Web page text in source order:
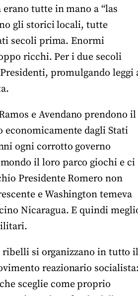
tutte in mano a “las
gli storici locali, tutte
secoli prima. Enormi
ricchi. Per i due secoli
promulgando leggi
e Avendano prendono il
economicamente dagli Stati
ogni corrotto governo
il loro parco giochi e ci
Presidente Romero non
e Washington temeva
Nicaragua. E quindi
si organizzano in tutto il
reazionario socialista:
sceglie come proprio